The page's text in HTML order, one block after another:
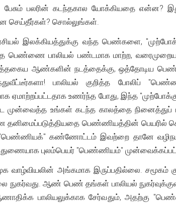
பலரின் கடந்தகால யோக்கியதை என்ன?
செய்தீர்கள்? சொல்லுங்கள்.
இலக்கியத்துக்கு வந்த பெண்களை,
பெண்ணை பாலியல் பண்டமாக மாற்ற,
ஆண்களின் நடத்தைக்கு, ஒத்தோடிய
பாலியல் குறித்த போலிப்
ஏமாற்றப்பட்டதாக உணர்ந்த போது, இந்த
முன்வைத்த உங்கள் கடந்த காலத்தை நினைத்துப்
தனிமைப்படுத்தியதை பெண்ணியத்தின் பெயரில்
கண்ணோட்டம் இவற்றை தானே
புலம்பெயர் "பெண்ணியம்"
அங்கமாக இருப்பதில்லை. சமூகம்
நுகர்வது. ஆண் பெண் தங்கள் பாலியல்
பாலியலுக்காக சேர்வதும், அதற்கு